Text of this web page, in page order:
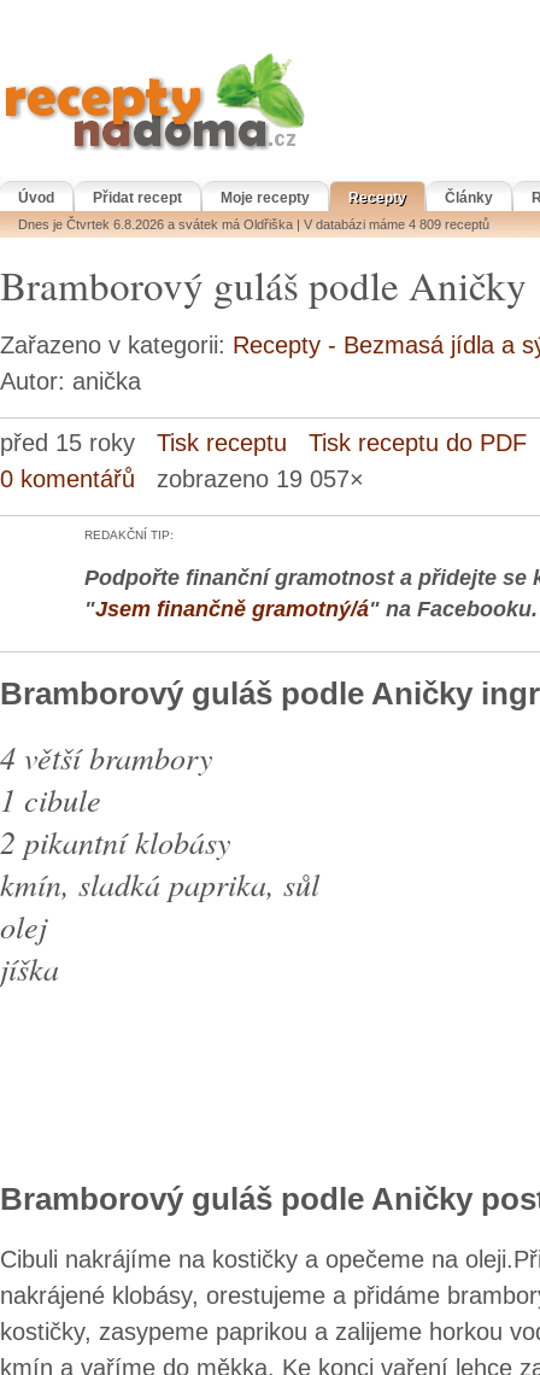
Úvod Přidat recept Moje recepty Recepty Články
Dnes je Čtvrtek 6.8.2026 a svátek má Oldřiška | V databázi máme 4 809 receptů
Bramborový guláš podle Aničky
Zařazeno v kategorii: Recepty - Bezmasá jídla a
Autor: anička
před 15 roky Tisk receptu
Tisk receptu do PDF
0 komentářů zobrazeno 19 057×
REDAKČNÍ TIP:
Podpořte finanční gramotnost a přidejte se
"Jsem finančně gramotný/á" na Facebooku.
Bramborový guláš podle Aničky
4 větší brambory
1 cibule
2 pikantní klobásy
kmín, sladká paprika, sůl
olej
jíška
Bramborový guláš podle Aničky
Cibuli nakrájíme na kostičky a opečeme na
nakrájené klobásy, orestujeme a přidáme
kostičky, zasypeme paprikou a zalijeme horkou
kmín a vaříme do měkka. Ke konci vaření lehce